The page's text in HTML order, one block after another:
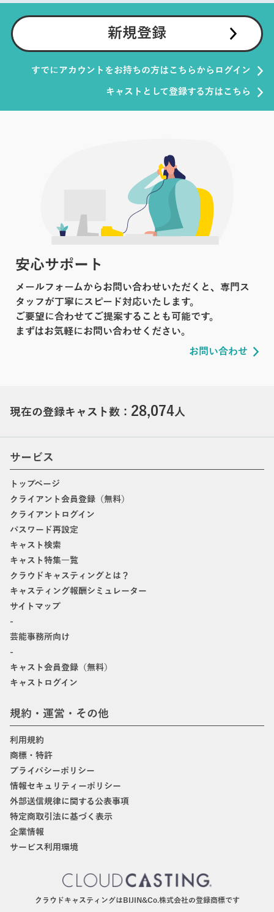
新規登録
すでにアカウントをお持ちの方はこちらからログイン
キャストとして登録する方はこちら
安心サポート
メールフォームからお問い合わせいただくと、専門ス
タッフが丁寧にスピード対応いたします。
ご要望に合わせてご提案することも可能です。
まずはお気軽にお問い合わせください。
お問い合わせ
現在の登録キャスト数： 28,074人
サービス
トップページ
クライアント会員登録（無料）
クライアントログイン
パスワード再設定
キャスト検索
キャスト特集一覧
クラウドキャスティングとは？
キャスティング報酬シミュレーター
サイトマップ
-
芸能事務所向け
-
キャスト会員登録（無料）
キャストログイン
規約・運営・その他
利用規約
商標・特許
プライバシーポリシー
情報セキュリティーポリシー
外部送信規律に関する公表事項
特定商取引法に基づく表示
企業情報
サービス利用環境
クラウドキャスティングはBIJIN&Co.株式会社の登録商標です